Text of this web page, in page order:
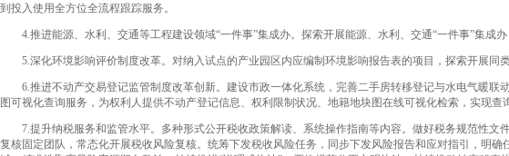
到投入使用全方位全流程跟踪服务。
4.推进能源、水利、交通等工程建设领域“一件事”集成办。探索开展能源、水利、交通“一件事”集成
5.深化环境影响评价制度改革。对纳入试点的产业园区内应编制环境影响报告表的项目，探索开展同
6.推进不动产交易登记监管制度改革创新。建设市政一体化系统，完善二手房转移登记与水电气暖联
图可视化查询服务，为权利人提供不动产登记信息、权利限制状况、地籍地块图在线可视化检索，实现
7.提升纳税服务和监管水平。多种形式公开税收政策解读、系统操作指南等内容。做好税务规范性文
复核固定团队，常态化开展税收风险复核。统筹下发税收风险任务，同步下发风险报告和应对指引，明